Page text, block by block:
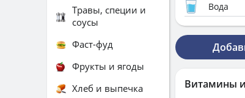
Вода
Витамины
Травы, специи и
соусы
Фаст-фуд
Фрукты и ягоды
Хлеб и выпечка